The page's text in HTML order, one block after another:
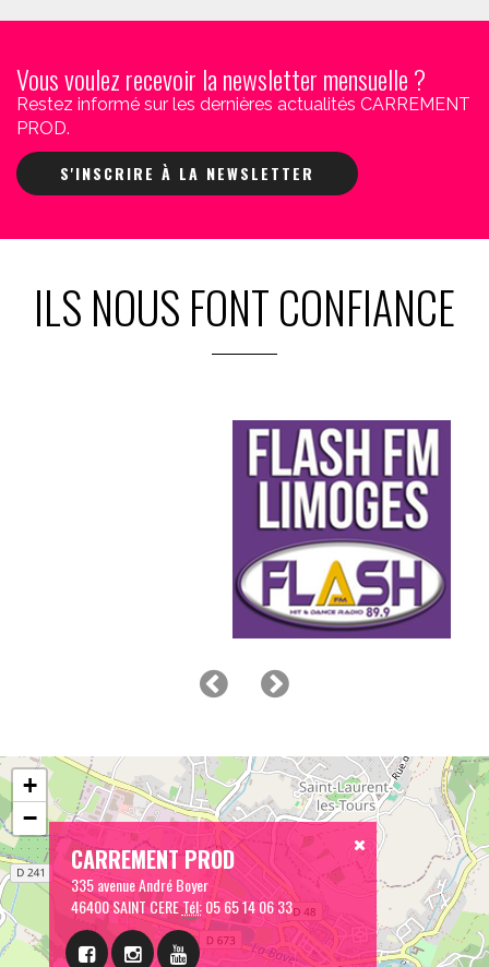
Vous voulez recevoir la newsletter mensuelle ?
Restez informé sur les dernières actualités CARREMENT
PROD.
S'INSCRIRE À LA NEWSLETTER
ILS NOUS FONT CONFIANCE
CARREMENT PROD
335 avenue André Boyer
46400 SAINT CERETél:05 65 14 06 33
+
−